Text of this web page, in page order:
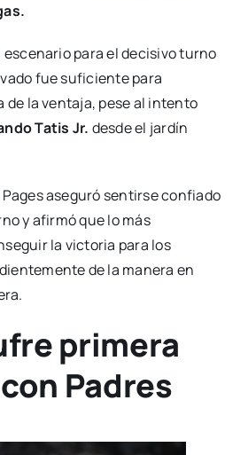
escenario para el decisivo turno
fue suficiente para
de la ventaja, pese al intento
Tatis Jr. desde el jardín
aseguró sentirse confiado
y afirmó que lo más
la victoria para los
de la manera en
primera
Padres